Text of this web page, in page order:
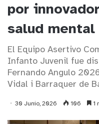
por
salud
El Equipo Asertivo
Infanto Juvenil fue
Fernando Angulo
Vidal i Barraquer de
30 Junio, 2026 106 1